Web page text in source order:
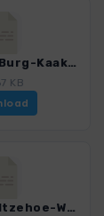
E1N_WV06_Burg-Kaaks_4551_2.gpx
KB
E1N_WV08_Itzehoe-Westerhorn_4551_2.gpx